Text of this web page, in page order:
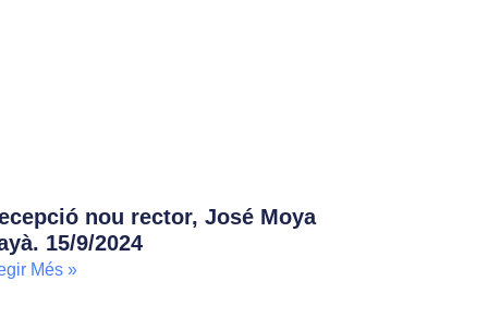
nou rector, José Moya
15/9/2024
Més »